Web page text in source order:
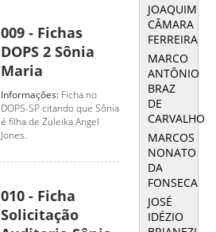
009 - Fichas
DOPS 2 Sônia
Maria
Informações: Ficha no
DOPS-SP citando que Sônia
é filha de Zuleika Angel
Jones.
010 - Ficha
Solicitação
JOAQUIM
CÂMARA
FERREIRA
MARCO
ANTÔNIO
BRAZ
DE
CARVALHO
MARCOS
NONATO
DA
FONSECA
JOSÉ
IDÉZIO